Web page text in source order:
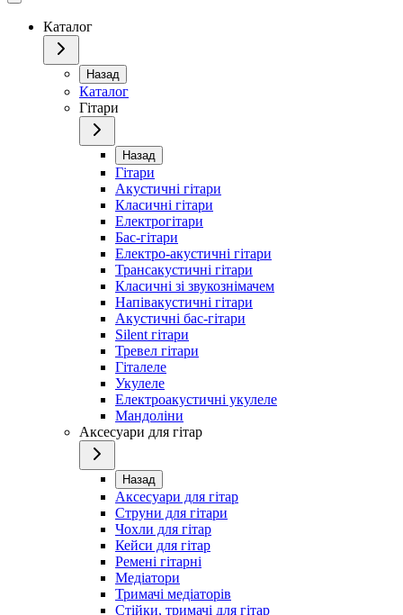
Каталог
Назад
Каталог
Гітари
Назад
Гітари
Акустичні гітари
Класичні гітари
Електрогітари
Бас-гітари
Електро-акустичні гітари
Трансакустичні гітари
Класичні зі звукознімачем
Напівакустичні гітари
Акустичні бас-гітари
Silent гітари
Тревел гітари
Гіталеле
Укулеле
Електроакустичні укулеле
Мандоліни
Аксесуари для гітар
Назад
Аксесуари для гітар
Струни для гітари
Чохли для гітар
Кейси для гітар
Ремені гітарні
Медіатори
Тримачі медіаторів
Стійки, тримачі для гітар